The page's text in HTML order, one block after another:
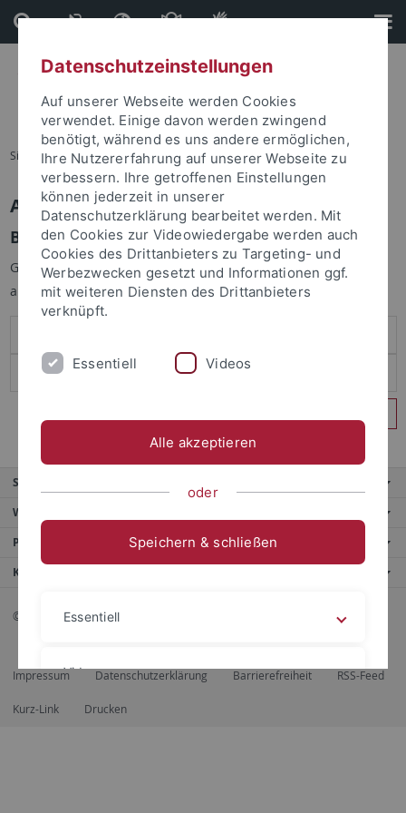
Direkt
zum
Inhalt
Direkt
zur
Fußleiste
Sie sind hier: Startseite
Anmelden
Benutzeranmeldung
Geben Sie Ihren Benutzernamen und Ihr Passwort an um sich
anzumelden:
Service
Weitere Angebote
Portale
Kontaktinfo
© 2026 Eberhard Karls Universität Tübingen, Tübingen
Impressum Datenschutzerklärung Barrierefreiheit RSS-Feed
Kurz-Link Drucken
Datenschutzeinstellungen
Auf unserer Webseite werden Cookies
verwendet. Einige davon werden zwingend
benötigt, während es uns andere ermöglichen,
Ihre Nutzererfahrung auf unserer Webseite zu
verbessern. Ihre getroffenen Einstellungen
können jederzeit in unserer
Datenschutzerklärung bearbeitet werden. Mit
den Cookies zur Videowiedergabe werden auch
Cookies des Drittanbieters zu Targeting- und
Werbezwecken gesetzt und Informationen ggf.
mit weiteren Diensten des Drittanbieters
verknüpft.
Essentiell Videos
Alle akzeptieren
oder
Speichern & schließen
Essentiell
Videos